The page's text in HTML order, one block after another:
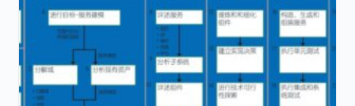
multiple
variants.
The
options
may